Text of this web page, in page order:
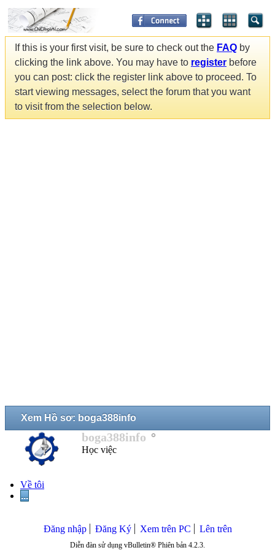
If this is your first visit, be sure to check out the FAQ by
clicking the link above. You may have to register before
you can post: click the register link above to proceed. To
start viewing messages, select the forum that you want
to visit from the selection below.
Xem Hồ sơ: boga388info
boga388info
Học việc
Về tôi
...
Đăng nhập Đăng Ký Xem trên PC Lên trên
Diễn đàn sử dụng vBulletin® Phiên bản 4.2.3.